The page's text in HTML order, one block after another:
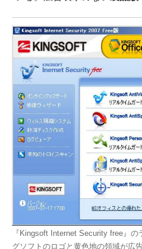
『Kingsoft Internet Security free』
グソフトのロゴと黄色地の領域が広